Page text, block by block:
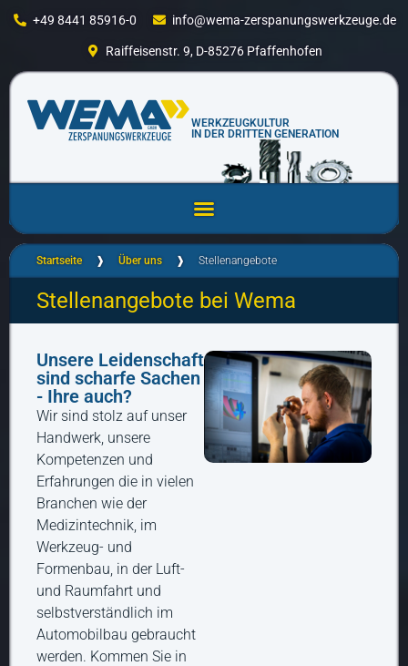
+49 8441 85916-0 info@wema-zerspanungswerkzeuge.de
Raiffeisenstr. 9, D-85276 Pfaffenhofen
WERKZEUGKULTUR
IN DER DRITTEN GENERATION
Startseite ❱ Über uns ❱ Stellenangebote
Stellenangebote bei Wema
Unsere Leidenschaft
sind scharfe Sachen
- Ihre auch? ​
Wir sind stolz auf unser
Handwerk, unsere
Kompetenzen und
Erfahrungen die in vielen
Branchen wie der
Medizintechnik, im
Werkzeug- und
Formenbau, in der Luft-
und Raumfahrt und
selbstverständlich im
Automobilbau gebraucht
werden. Kommen Sie in